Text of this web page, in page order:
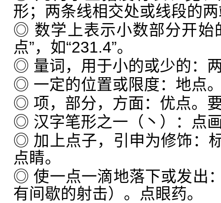
形；两条线相交处或线段的
◎ 数学上表示小数部分开始
点”，如“231.4”。
◎ 量词，用于小的或少的：
◎ 一定的位置或限度：地点
◎ 项，部分，方面：优点。
◎ 汉字笔形之一（丶）：点
◎ 加上点子，引申为修饰：
点睛。
◎ 使一点一滴地落下或发出
有间歇的射击）。点眼药。